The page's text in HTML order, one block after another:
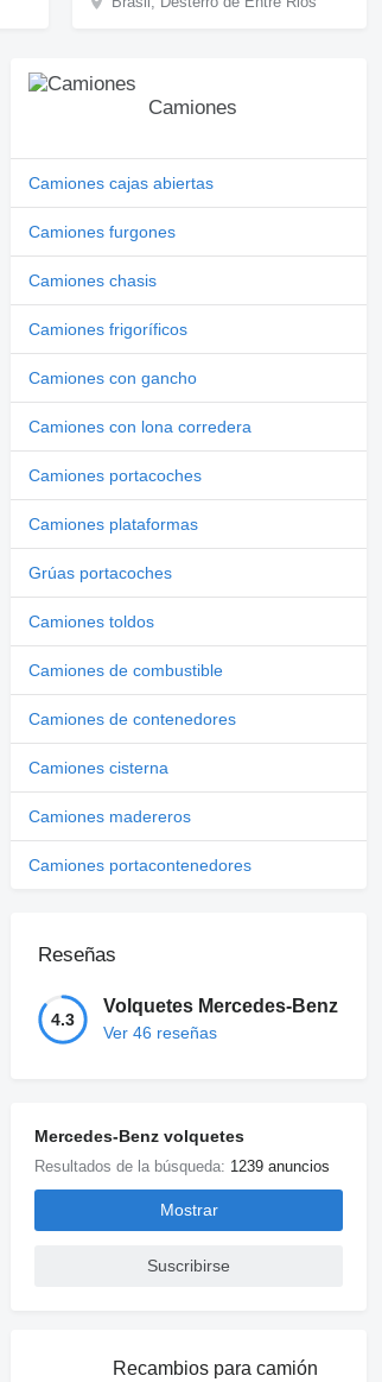
Camiones
Camiones cajas abiertas
Camiones furgones
Camiones chasis
Camiones frigoríficos
Camiones con gancho
Camiones con lona corredera
Camiones portacoches
Camiones plataformas
Grúas portacoches
Camiones toldos
Camiones de combustible
Camiones de contenedores
Camiones cisterna
Camiones madereros
Camiones portacontenedores
Reseñas
4.3
Volquetes Mercedes-Benz
Ver 46 reseñas
Mercedes-Benz volquetes
Resultados de la búsqueda: 1239 anuncios
Mostrar
Suscribirse
Recambios para camión